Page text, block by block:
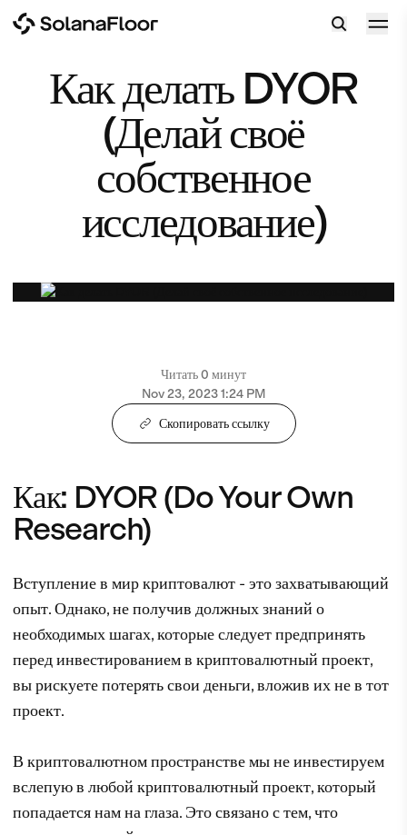
Как делать DYOR
(Делай своё
собственное
исследование)
Читать 0 минут
Nov 23, 2023 1:24 PM
Скопировать ссылку
Как: DYOR (Do Your Own
Research)
Вступление в мир криптовалют - это захватывающий
опыт. Однако, не получив должных знаний о
необходимых шагах, которые следует предпринять
перед инвестированием в криптовалютный проект,
вы рискуете потерять свои деньги, вложив их не в тот
проект.
В криптовалютном пространстве мы не инвестируем
вслепую в любой криптовалютный проект, который
попадается нам на глаза. Это связано с тем, что